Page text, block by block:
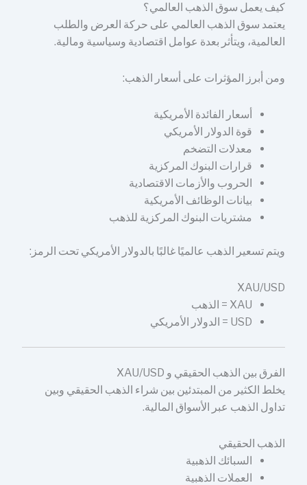
كيف يعمل سوق الذهب العالمي؟
يعتمد سوق الذهب العالمي على حركة العرض والطلب
العالمية، ويتأثر بعدة عوامل اقتصادية وسياسية ومالية.
ومن أبرز المؤثرات على أسعار الذهب:
أسعار الفائدة الأمريكية
قوة الدولار الأمريكي
معدلات التضخم
قرارات البنوك المركزية
الحروب والأزمات الاقتصادية
بيانات الوظائف الأمريكية
مشتريات البنوك المركزية للذهب
ويتم تسعير الذهب عالميًا غالبًا بالدولار الأمريكي تحت الرمز:
XAU/USD
XAU = الذهب
USD = الدولار الأمريكي
الفرق بين الذهب الحقيقي و XAU/USD
يخلط الكثير من المبتدئين بين شراء الذهب الحقيقي وبين
تداول الذهب عبر الأسواق المالية.
الذهب الحقيقي
السبائك الذهبية
العملات الذهبية